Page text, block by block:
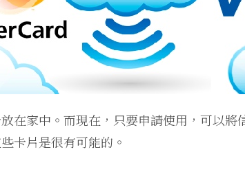
在家中。而現在，只要申請使用，可以
卡片是很有可能的。